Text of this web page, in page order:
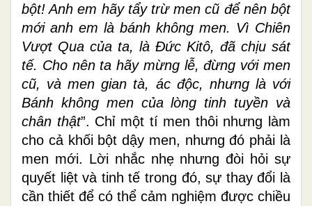
bột! Anh em hãy tẩy trừ men cũ để nên bột
mới anh em là bánh không men. Vì Chiên
Vượt Qua của ta, là Ðức Kitô, đã chịu sát
tế. Cho nên ta hãy mừng lễ, đừng với men
cũ, và men gian tà, ác độc, nhưng là với
Bánh không men của lòng tinh tuyền và
chân thật”. Chỉ một tí men thôi nhưng làm
cho cả khối bột dậy men, nhưng đó phải là
men mới. Lời nhắc nhẹ nhưng đòi hỏi sự
quyết liệt và tinh tế trong đó, sự thay đổi là
cần thiết để có thể cảm nghiệm được chiều